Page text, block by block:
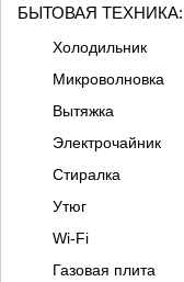
БЫТОВАЯ ТЕХНИКА:
Холодильник
Микроволновка
Вытяжка
Электрочайник
Стиралка
Утюг
Wi-Fi
Газовая плита